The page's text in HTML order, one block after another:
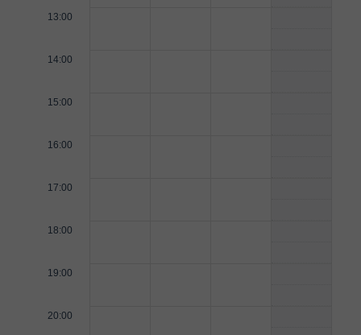
13:00
14:00
15:00
16:00
17:00
18:00
19:00
20:00